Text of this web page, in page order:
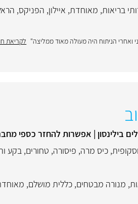
בריאות, מאוחדת, איילון, הפניקס,
ואחרי הניתוח היה מעולה מאוד ממליצה" לקריאת
בילינסון | אפשרות להחזר כספי
, כיס מרה, פיסורה, טחורים, בקע
, מנורה מבטחים, כללית מושלם,